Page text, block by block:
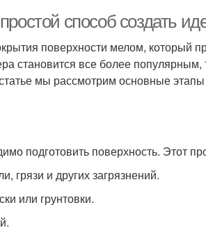
способ создать
поверхности мелом, который
становится все более популярным,
мы рассмотрим основные
подготовить поверхность. Этот
грязи и других загрязнений.
или грунтовки.